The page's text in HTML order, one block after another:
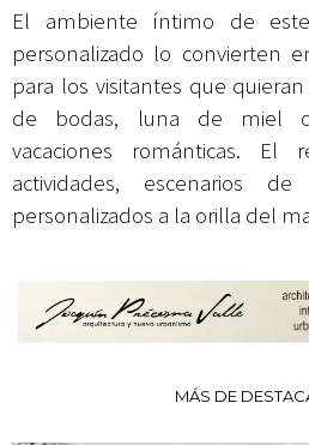
El ambiente íntimo de
personalizado lo convierten
para los visitantes que
de bodas, luna de miel
vacaciones románticas. El
actividades, escenarios
personalizados a la orilla del
MÁS DE